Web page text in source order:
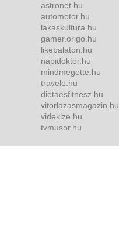
astronet.hu
automotor.hu
lakaskultura.hu
gamer.origo.hu
likebalaton.hu
napidoktor.hu
mindmegette.hu
travelo.hu
dietaesfitnesz.hu
vitorlazasmagazin.hu
videkize.hu
tvmusor.hu